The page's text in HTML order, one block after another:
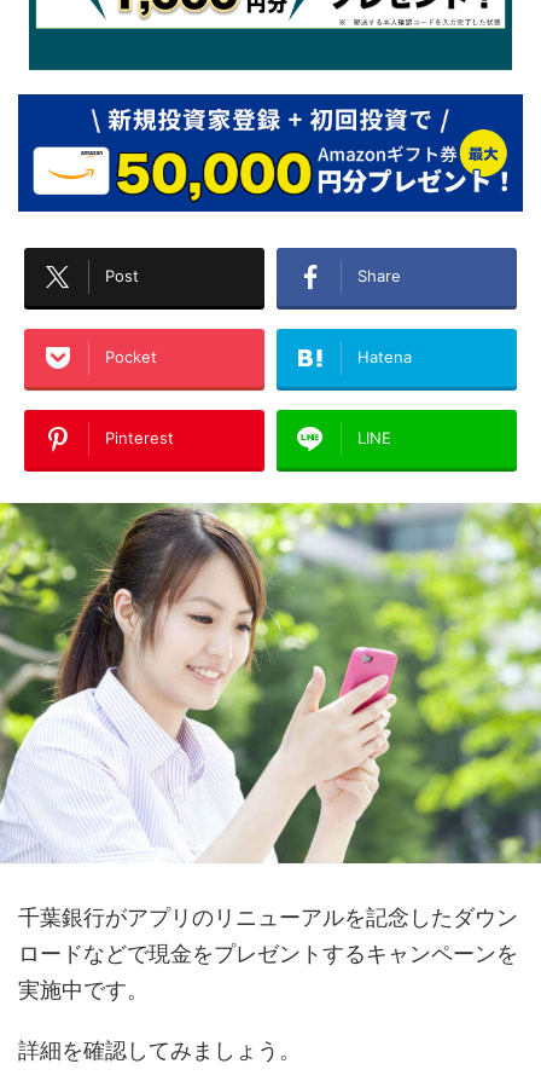
Post Share
Pocket Hatena
Pinterest LINE
千葉銀行がアプリのリニューアルを記念したダウン
ロードなどで現金をプレゼントするキャンペーンを
実施中です。
詳細を確認してみましょう。